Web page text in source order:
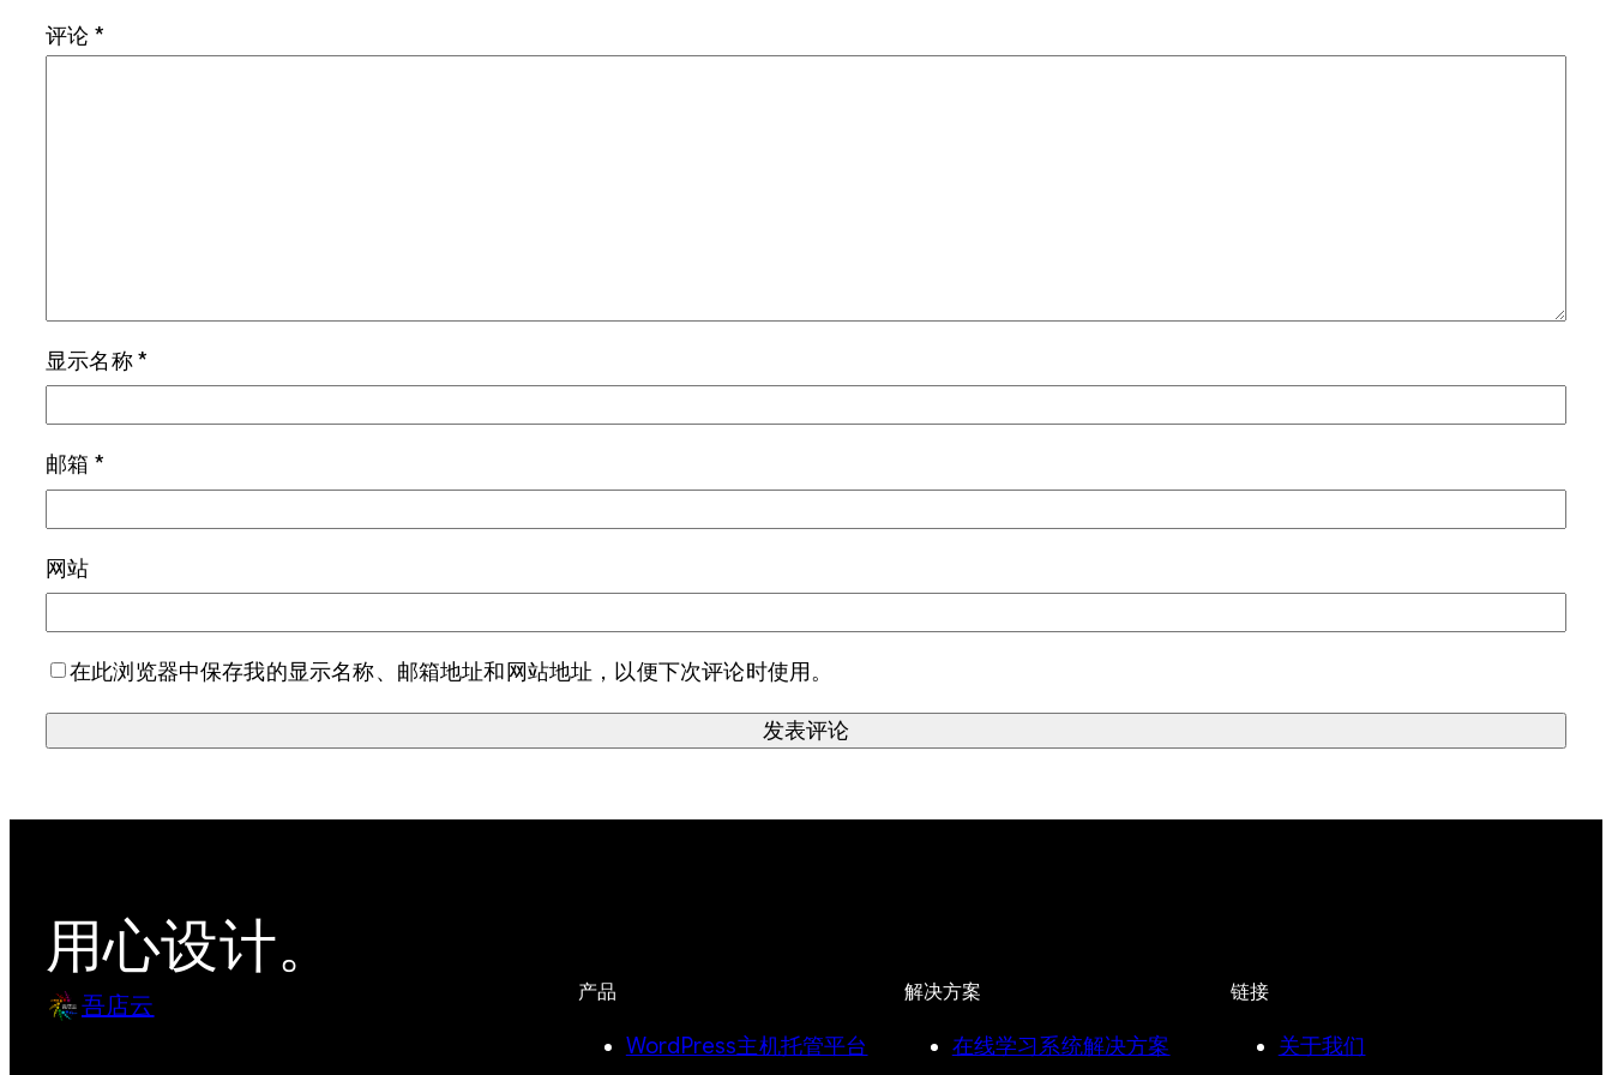
评论 *
显示名称*
邮箱 *
网站
在此浏览器中保存我的显示名称、邮箱地址和网站地址，以便下次评论时使用。
用心设计。
吾店云 产品
WordPress主机托管平台
解决方案
在线学习系统解决方案
链接
关于我们